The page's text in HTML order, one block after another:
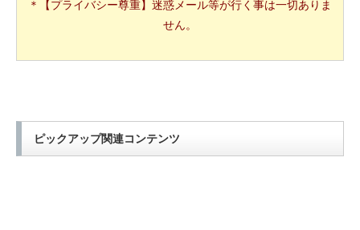
＊【プライバシー尊重】迷惑メール等が行く事は一切ありま
せん。
ピックアップ関連コンテンツ